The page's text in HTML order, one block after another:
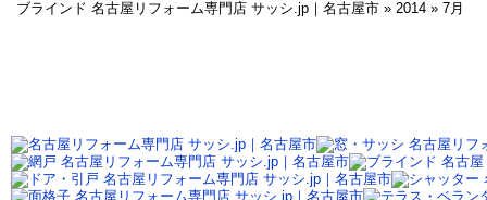
ブラインド 名古屋リフォーム専門店 サッシ.jp｜名古屋市 » 2014 » 7月